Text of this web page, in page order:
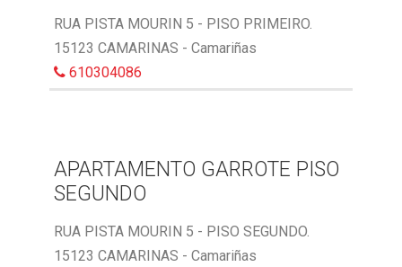
RUA PISTA MOURIN 5 - PISO PRIMEIRO.
15123 CAMARINAS - Camariñas
610304086
APARTAMENTO GARROTE PISO
SEGUNDO
RUA PISTA MOURIN 5 - PISO SEGUNDO.
15123 CAMARINAS - Camariñas